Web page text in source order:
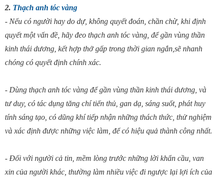
2. Thạch anh tóc vàng
- Nếu có người hay do dự, không quyết đoán, chần chừ, khi định
quyết một vấn đề, hãy đeo thạch anh tóc vàng, để gần vùng thần
kinh thái dương, kết hợp thở gấp trong thời gian ngắn,sẽ nhanh
chóng có quyết định chính xác.
- Dùng thạch anh tóc vàng để gần vùng thần kinh thái dương, và
tư duy, có tác dụng tăng chí tiến thủ, gan dạ, sáng suốt, phát huy
tính sáng tạo, có dũng khí tiếp nhận những thách thức, thử nghiệm
và xác định được những việc làm, để có hiệu quả thành công nhất.
- Đối với người cả tin, mềm lòng trước những lời khẩn cầu, van
xin của người khác, thường làm nhiều việc đi ngược lại lợi ích của